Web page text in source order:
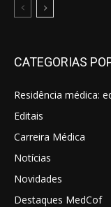
CATEGORIAS
Residência médica:
Editais
Carreira Médica
Notícias
Novidades
Destaques MedCof